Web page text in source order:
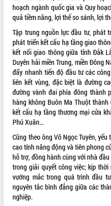
Triết thăm, tặng quà người có công với
cách mạng
Rà soát, hoàn thiện hệ thống thiết chế
văn hóa, thể thao đáp ứng yêu cầu
phát triển mới
Thường trực HĐND tỉnh Đắk Lắk gặp
mặt Đoàn chuyên gia y tế TP. Hồ Chí
Minh
Lễ truy điệu và an táng hài cốt liệt sĩ
tại Nghĩa trang Liệt sĩ xã Sơn Hòa
Bàn giải pháp tháo gỡ khó khăn trong
định EUDR
Thứ trưởng Bộ Nông nghiệp và Môi
trường Nguyễn Hoàng Hiệp khảo sát
vùng trồng và doanh nghiệp đóng gói
sầu riêng tại Đắk Lắk
Trình diễn nghệ thuật chế biến các
ALBUM ẢNH
LIÊN KẾT WEB
hoạch ngành quốc gia và Quy
quả tiềm năng, lợi thế so sánh, lợi
Tập trung nguồn lực đầu tư, phát
phát triển kết cấu hạ tầng giao
kết nối giao thông giữa tỉnh Đắk
Duyên hải miền Trung, miền Đông
đẩy nhanh tiến độ đầu tư các
liên kết vùng, đặc biệt là đường
đường vành đai phía đông thành
hàng không Buôn Ma Thuột
kết cấu hạ tầng thương mại cửa
Phú Xuân…
Cũng theo ông Võ Ngọc Tuyên,
cao tính năng động và tiên phong
hỗ trợ, đồng hành cùng với nhà
trong giải quyết công việc; kịp
vướng mắc trong quá trình đầu
nguyên tắc bình đẳng giữa các
nghiệp.